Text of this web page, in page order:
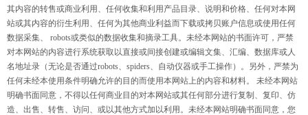
其内容的转售或商业利用、任何收集和利用产品目录、说明和价格、任何对本网
站或其内容的衍生利用、任何为其他商业利益而下载或拷贝账户信息或使用任何
数据采集、 robots或类似的数据收集和摘录工具。未经本网站的书面许可，严禁
对本网站的内容进行系统获取以直接或间接创建或编辑文集、汇编、数据库或人
名地址录（无论是否通过robots、spiders、自动仪器或手工操作）。另外，严禁为
任何未经本使用条件明确允许的目的而使用本网站上的内容和材料。 未经本网站
明确书面同意，不得以任何商业目的对本网站或其任何部分进行复制、复印、仿
造、出售、转售、访问、或以其他方式加以利用。未经本网站明确书面同意，您